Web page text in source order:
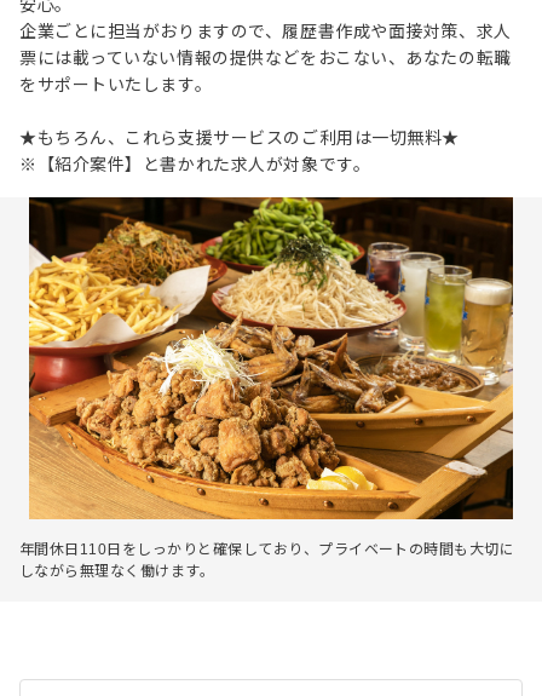
安心。
企業ごとに担当がおりますので、履歴書作成や面接対策、求人
票には載っていない情報の提供などをおこない、あなたの転職
をサポートいたします。
★もちろん、これら支援サービスのご利用は一切無料★
※【紹介案件】と書かれた求人が対象です。
年間休日110日をしっかりと確保しており、プライベートの時間も大切に
しながら無理なく働けます。